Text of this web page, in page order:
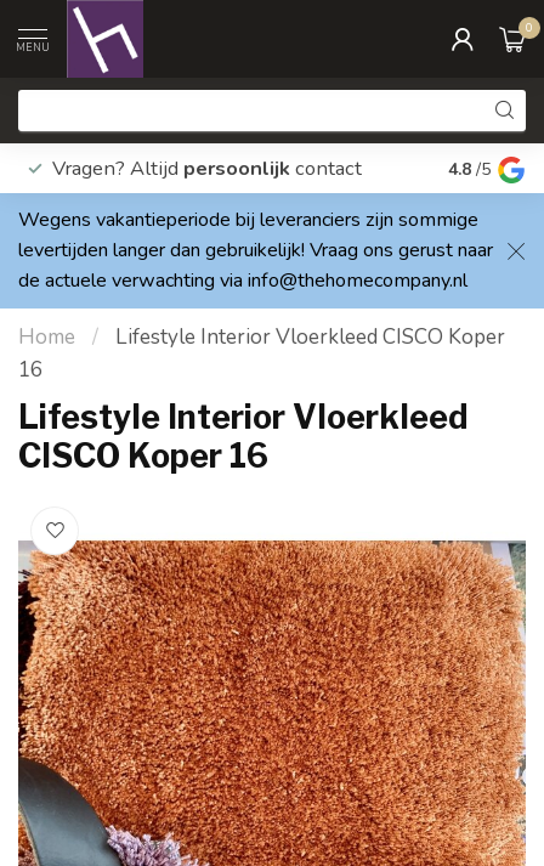
MENU
0
Vragen? Altijd persoonlijk contact Elke dag
4.8 /5
Wegens vakantieperiode bij leveranciers zijn sommige
levertijden langer dan gebruikelijk! Vraag ons gerust naar
de actuele verwachting via info@thehomecompany.nl
Home /
Lifestyle Interior Vloerkleed CISCO Koper
16
Lifestyle Interior Vloerkleed
CISCO Koper 16